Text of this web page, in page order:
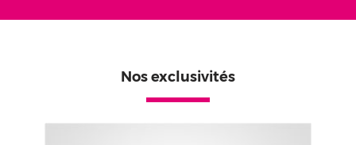
Nos exclusivités